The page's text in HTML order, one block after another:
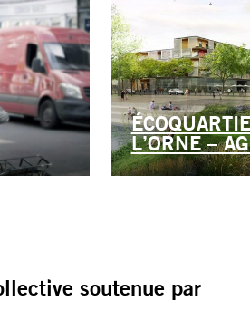
L’ORNE –
soutenue par